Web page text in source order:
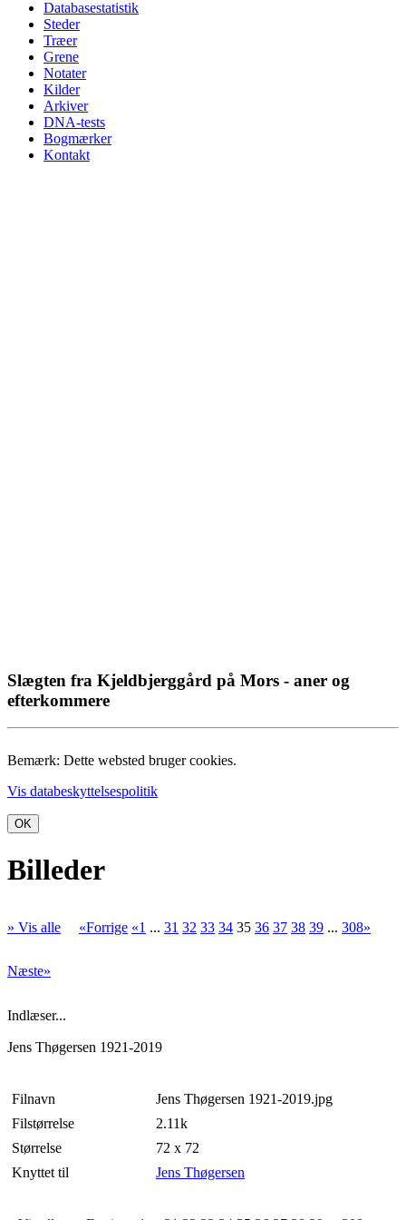
Databasestatistik
Steder
Træer
Grene
Notater
Kilder
Arkiver
DNA-tests
Bogmærker
Kontakt
Slægten fra Kjeldbjerggård på Mors - aner og
efterkommere
Bemærk: Dette websted bruger cookies.
Vis databeskyttelsespolitik
OK
Billeder
» Vis alle «Forrige «1 ... 31 32 33 34 35 36 37 38 39 ... 308»
Næste»
Indlæser...
Jens Thøgersen 1921-2019
Filnavn
Jens Thøgersen 1921-2019.jpg
Filstørrelse
2.11k
Størrelse
72 x 72
Knyttet til
Jens Thøgersen